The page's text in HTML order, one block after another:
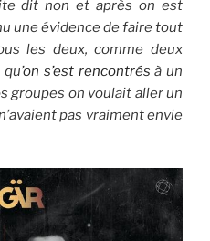
dit non et après on est
une évidence de faire tout
les deux, comme deux
on s’est rencontrés à un
groupes on voulait aller un
pas vraiment envie